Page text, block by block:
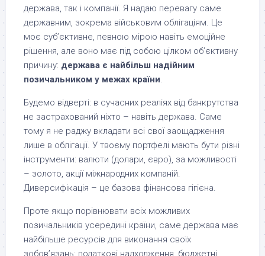
держава, так і компанії. Я надаю перевагу саме
державним, зокрема військовим облігаціям. Це
моє суб’єктивне, певною мірою навіть емоційне
рішення, але воно має під собою цілком об’єктивну
причину: держава є найбільш надійним
позичальником у межах країни.
Будемо відверті: в сучасних реаліях від банкрутства
не застрахований ніхто – навіть держава. Саме
тому я не раджу вкладати всі свої заощадження
лише в облігації. У твоєму портфелі мають бути різні
інструменти: валюти (долари, євро), за можливості
– золото, акції міжнародних компаній.
Диверсифікація – це базова фінансова гігієна.
Проте якщо порівнювати всіх можливих
позичальників усередині країни, саме держава має
найбільше ресурсів для виконання своїх
зобов’язань: податкові надходження, бюджетні